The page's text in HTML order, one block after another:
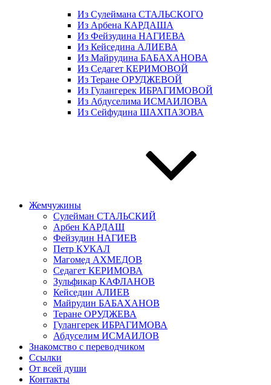
Из Сулеймана СТАЛЬСКОГО
Из Арбена КАРДАША
Из Фейзудина НАГИЕВА
Из Кейседина АЛИЕВА
Из Майрудина БАБАХАНОВА
Из Седагет КЕРИМОВОЙ
Из Теране ОРУДЖЕВОЙ
Из Гулангерек ИБРАГИМОВОЙ
Из Абдуселима ИСМАИЛОВА
Из Сейфудина ШАХПАЗОВА
Жемчужины
Сулейман СТАЛЬСКИЙ
Арбен КАРДАШ
Фейзудин НАГИЕВ
Петр КУКАЛ
Магомед АХМЕДОВ
Седагет КЕРИМОВА
Зульфикар КАФЛАНОВ
Кейседин АЛИЕВ
Майрудин БАБАХАНОВ
Теране ОРУДЖЕВА
Гулангерек ИБРАГИМОВА
Абдуселим ИСМАИЛОВ
Знакомство с переводчиком
Ссылки
От всей души
Контакты